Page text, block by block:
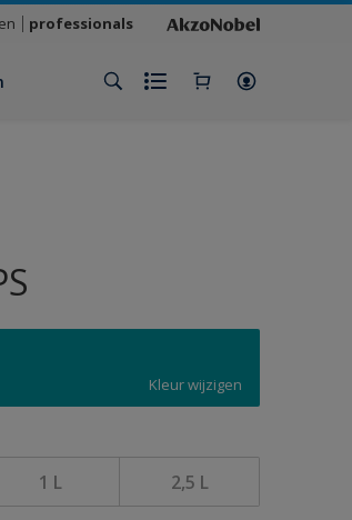
professionals
Kleur wijzigen
1 L 2,5 L